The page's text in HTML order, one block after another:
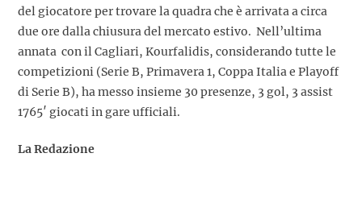
del giocatore per trovare la quadra che è arrivata a circa
due ore dalla chiusura del mercato estivo. Nell’ultima
annata con il Cagliari, Kourfalidis, considerando tutte le
competizioni (Serie B, Primavera 1, Coppa Italia e Playoff
di Serie B), ha messo insieme 30 presenze, 3 gol, 3 assist
1765′ giocati in gare ufficiali.
La Redazione